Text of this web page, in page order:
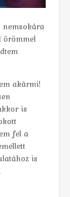
nemsokára
örömmel
akármi!
is
fel a
is